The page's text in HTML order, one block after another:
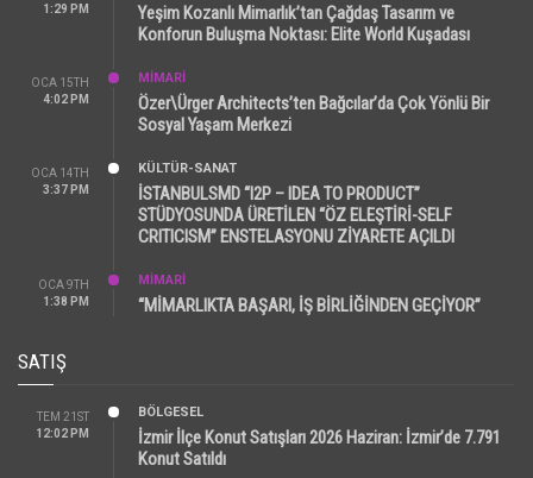
1:29 PM
Yeşim Kozanlı Mimarlık’tan Çağdaş Tasarım ve
Konforun Buluşma Noktası: Elite World Kuşadası
OCA 15TH
4:02 PM
MİMARİ
Özer\Ürger Architects’ten Bağcılar’da Çok Yönlü Bir
Sosyal Yaşam Merkezi
OCA 14TH
3:37 PM
KÜLTÜR-SANAT
İSTANBULSMD “I2P – IDEA TO PRODUCT”
STÜDYOSUNDA ÜRETİLEN “ÖZ ELEŞTİRİ-SELF
CRITICISM” ENSTELASYONU ZİYARETE AÇILDI
OCA 9TH
1:38 PM
MİMARİ
“MİMARLIKTA BAŞARI, İŞ BİRLİĞİNDEN GEÇİYOR”
SATIŞ
TEM 21ST
12:02 PM
BÖLGESEL
İzmir İlçe Konut Satışları 2026 Haziran: İzmir’de 7.791
Konut Satıldı